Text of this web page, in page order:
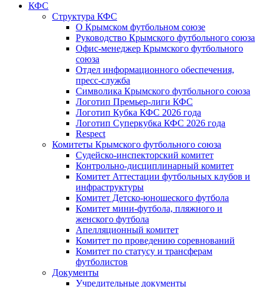
КФС
Структура КФС
О Крымском футбольном союзе
Руководство Крымского футбольного союза
Офис-менеджер Крымского футбольного
союза
Отдел информационного обеспечения,
пресс-служба
Символика Крымского футбольного союза
Логотип Премьер-лиги КФС
Логотип Кубка КФС 2026 года
Логотип Суперкубка КФС 2026 года
Respect
Комитеты Крымского футбольного союза
Судейско-инспекторский комитет
Контрольно-дисциплинарный комитет
Комитет Аттестации футбольных клубов и
инфраструктуры
Комитет Детско-юношеского футбола
Комитет мини-футбола, пляжного и
женского футбола
Апелляционный комитет
Комитет по проведению соревнований
Комитет по статусу и трансферам
футболистов
Документы
Учредительные документы